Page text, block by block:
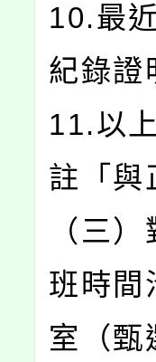
10.最
紀錄證
11.以
註「與
（三
班時間
室（甄